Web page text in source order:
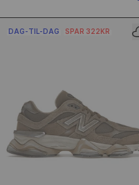
DAG-TIL-DAG SPAR 322KR